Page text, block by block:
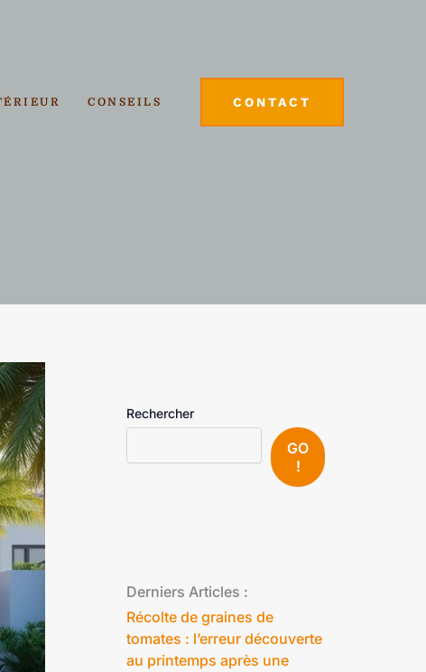
CONSEILS CONTACT
Rechercher
GO
!
Derniers Articles :
Récolte de graines de
tomates : l’erreur découverte
au printemps après une